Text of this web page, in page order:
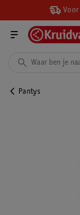
Pantys